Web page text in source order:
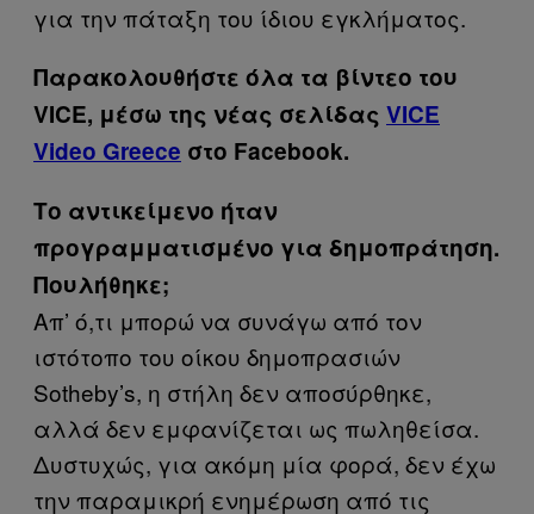
για την πάταξη του ίδιου εγκλήματος.
Παρακολουθήστε όλα τα βίντεo του
VICE, μέσω της νέας σελίδας VICE
Video Greece στο Facebook.
Το αντικείμενο ήταν
προγραμματισμένο για δημοπράτηση.
Πουλήθηκε;
Απ’ ό,τι μπορώ να συνάγω από τον
ιστότοπο του οίκου δημοπρασιών
Sotheby’s, η στήλη δεν αποσύρθηκε,
αλλά δεν εμφανίζεται ως πωληθείσα.
Δυστυχώς, για ακόμη μία φορά, δεν έχω
την παραμικρή ενημέρωση από τις